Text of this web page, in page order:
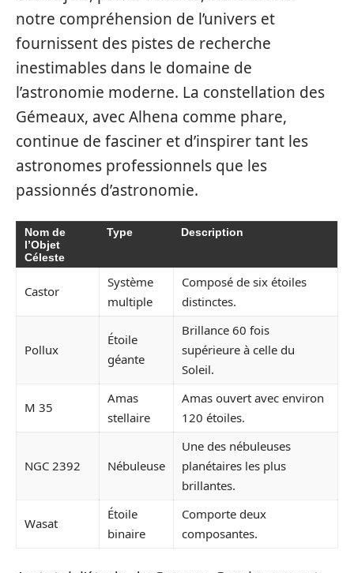
notre compréhension de l’univers et
fournissent des pistes de recherche
inestimables dans le domaine de
l’astronomie moderne. La constellation des
Gémeaux, avec Alhena comme phare,
continue de fasciner et d’inspirer tant les
astronomes professionnels que les
passionnés d’astronomie.
Nom de
l’Objet
Céleste
Type Description
Castor
Système
multiple
Composé de six étoiles
distinctes.
Pollux
Étoile
géante
Brillance 60 fois
supérieure à celle du
Soleil.
M 35
Amas
stellaire
Amas ouvert avec environ
120 étoiles.
NGC 2392 Nébuleuse
Une des nébuleuses
planétaires les plus
brillantes.
Wasat
Étoile
binaire
Comporte deux
composantes.